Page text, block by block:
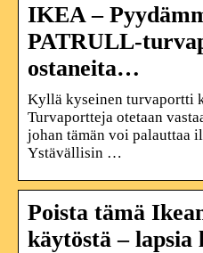
IKEA –
PATRULL-
ostaneita…
Kyllä kyseinen turvaportti
Turvaportteja otetaan
johan tämän voi palauttaa
Ystävällisin …
Poista tämä
käytöstä –